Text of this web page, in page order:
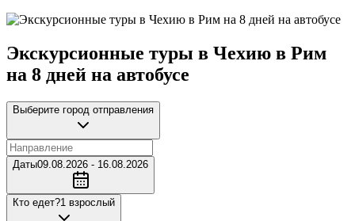
Экскурсионные туры в Чехию в Рим
на 8 дней на автобусе
Выберите город отправления
Даты09.08.2026 - 16.08.2026
Кто едет?1 взрослый